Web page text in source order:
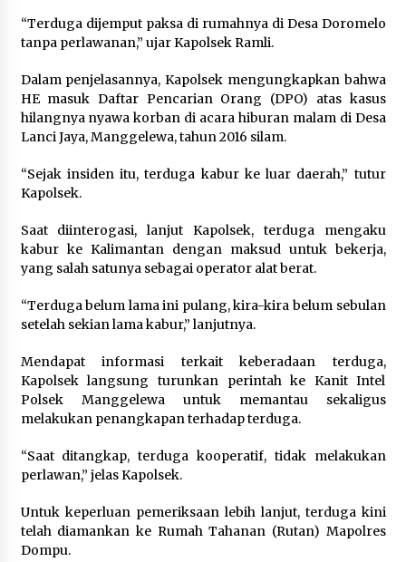
“Terduga dijemput paksa di rumahnya di Desa Doromelo
tanpa perlawanan,” ujar Kapolsek Ramli.
Dalam penjelasannya, Kapolsek mengungkapkan bahwa
HE masuk Daftar Pencarian Orang (DPO) atas kasus
hilangnya nyawa korban di acara hiburan malam di Desa
Lanci Jaya, Manggelewa, tahun 2016 silam.
“Sejak insiden itu, terduga kabur ke luar daerah,” tutur
Kapolsek.
Saat diinterogasi, lanjut Kapolsek, terduga mengaku
kabur ke Kalimantan dengan maksud untuk bekerja,
yang salah satunya sebagai operator alat berat.
“Terduga belum lama ini pulang, kira-kira belum sebulan
setelah sekian lama kabur,” lanjutnya.
Mendapat informasi terkait keberadaan terduga,
Kapolsek langsung turunkan perintah ke Kanit Intel
Polsek Manggelewa untuk memantau sekaligus
melakukan penangkapan terhadap terduga.
“Saat ditangkap, terduga kooperatif, tidak melakukan
perlawan,” jelas Kapolsek.
Untuk keperluan pemeriksaan lebih lanjut, terduga kini
telah diamankan ke Rumah Tahanan (Rutan) Mapolres
Dompu.